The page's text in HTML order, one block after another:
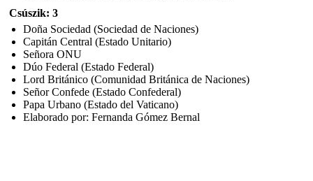
Csúszik: 3
Doña Sociedad (Sociedad de Naciones)
Capitán Central (Estado Unitario)
Señora ONU
Dúo Federal (Estado Federal)
Lord Británico (Comunidad Británica de Naciones)
Señor Confede (Estado Confederal)
Papa Urbano (Estado del Vaticano)
Elaborado por: Fernanda Gómez Bernal